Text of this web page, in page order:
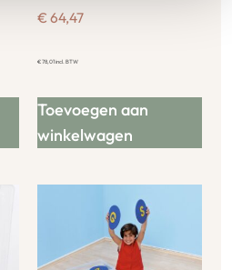
€ 64,47
€78,01incl. BTW
Toevoegen aan
winkelwagen